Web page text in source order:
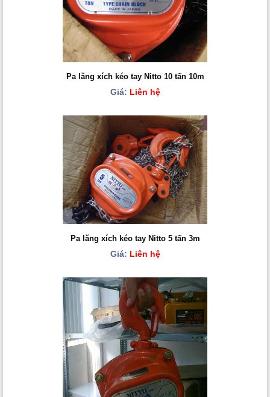
Pa lăng xích kéo tay Nitto 10 tấn 10m
Giá: Liên hệ
Pa lăng xích kéo tay Nitto 5 tấn 3m
Giá: Liên hệ